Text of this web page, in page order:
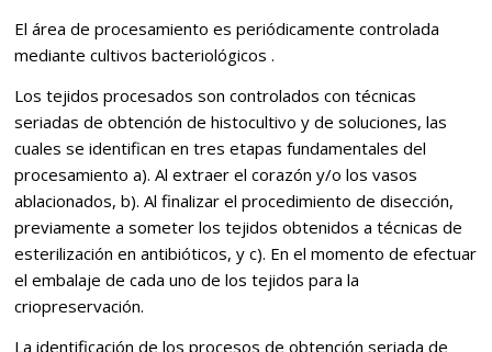
El área de procesamiento es periódicamente controlada
mediante cultivos bacteriológicos .
Los tejidos procesados son controlados con técnicas
seriadas de obtención de histocultivo y de soluciones, las
cuales se identifican en tres etapas fundamentales del
procesamiento a). Al extraer el corazón y/o los vasos
ablacionados, b). Al finalizar el procedimiento de disección,
previamente a someter los tejidos obtenidos a técnicas de
esterilización en antibióticos, y c). En el momento de efectuar
el embalaje de cada uno de los tejidos para la
criopreservación.
La identificación de los procesos de obtención seriada de